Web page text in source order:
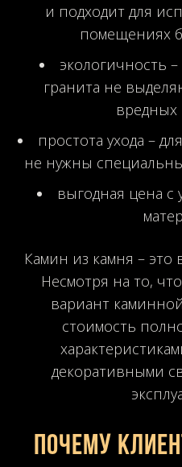
и подходит для
помещениях
экологичность
гранита не
вредных
простота ухода –
не нужны
выгодная цена с
Камин из камня – это
Несмотря на то,
вариант
стоимость
декоративными
Почему